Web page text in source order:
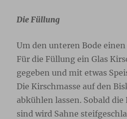
Die Füllung
Um den unteren Bode
Für die Füllung ein Glas
gegeben und mit etwas
Die Kirschmasse auf den
abkühlen lassen. Sobald
sind wird Sahne